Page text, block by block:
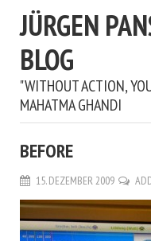
JÜRGEN
BLOG
"WITHOUT ACTION,
MAHATMA GHANDI
BEFORE
15. DEZEMBER 2009